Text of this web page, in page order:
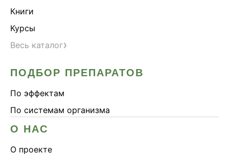
Книги
Курсы
Весь каталог›
ПОДБОР ПРЕПАРАТОВ
По эффектам
По системам организма
О НАС
О проекте